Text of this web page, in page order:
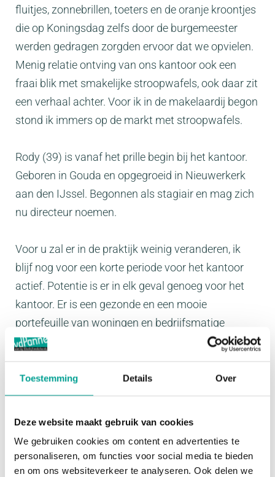
Toestemming Details Over
Deze website maakt gebruik van cookies
We gebruiken cookies om content en advertenties te
personaliseren, om functies voor social media te bieden
en om ons websiteverkeer te analyseren. Ook delen we
fluitjes, zonnebrillen, toeters en de oranje kroontjes
die op Koningsdag zelfs door de burgemeester
werden gedragen zorgden ervoor dat we opvielen.
Menig relatie ontving van ons kantoor ook een
fraai blik met smakelijke stroopwafels, ook daar zit
een verhaal achter. Voor ik in de makelaardij begon
stond ik immers op de markt met stroopwafels.
Rody (39) is vanaf het prille begin bij het kantoor.
Geboren in Gouda en opgegroeid in Nieuwerkerk
aan den IJssel. Begonnen als stagiair en mag zich
nu directeur noemen.
Voor u zal er in de praktijk weinig veranderen, ik
blijf nog voor een korte periode voor het kantoor
actief. Potentie is er in elk geval genoeg voor het
kantoor. Er is een gezonde en een mooie
portefeuille van woningen en bedrijfsmatige
objecten en er komen nog leuke projecten aan
Zevenhuizen.
het centrum van Breda. Zij komt namelijk uit het
bourgondische Brabant. Hoe ik mijn dagen verder